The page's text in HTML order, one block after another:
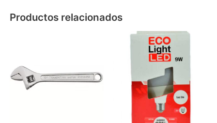
Productos relacionados